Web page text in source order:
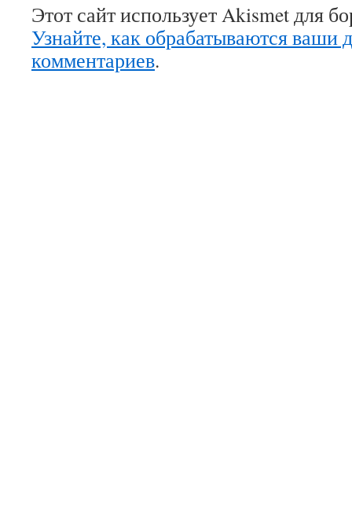
Этот сайт использует Akismet для
Узнайте, как обрабатываются ваши
комментариев.